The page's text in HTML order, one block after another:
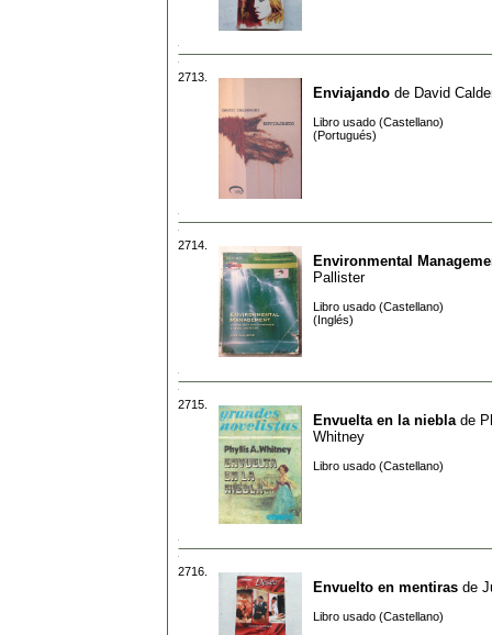
2713.
Enviajando de David
Libro usado (Castellano)
(Portugués)
2714.
Environmental
Pallister
Libro usado (Castellano)
(Inglés)
2715.
Envuelta en la niebla de
Whitney
Libro usado (Castellano)
2716.
Envuelto en mentiras de
Libro usado (Castellano)